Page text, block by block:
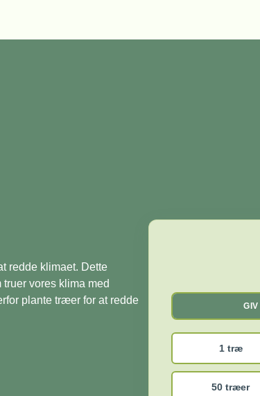
redde klimaet. Dette
vores klima med
plante træer for at redde
1 træ
50 træer